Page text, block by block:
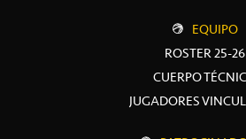
EQUIPO
ROSTER 25-26
CUERPO
JUGADORES